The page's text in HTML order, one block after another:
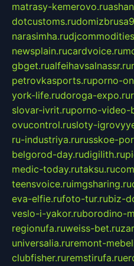
matrasy-kemerovo.ru
dotcustoms.ru
narasimha.ru
newsplain.rucardvoice.ru
gbget.rualfeihavsalnassr.ru
petrovkasports.ruporno-
york-life.rudoroga-expo.ru
slovar-ivrit.ruporno-video-
ovucontrol.rusloty-
ru-industriya.rurusskoe-
belgorod-day.rudigilith.ru
medic-today.rutaksu.ru
teensvoice.ruimgsharing.ru
eva-elfie.rufoto-tur.rubiz-
veslo-i-yakor.ruborodino-
regionufa.ruweiss-bet.ru
universalia.ruremont-
clubfisher.ruremstirufa.ru